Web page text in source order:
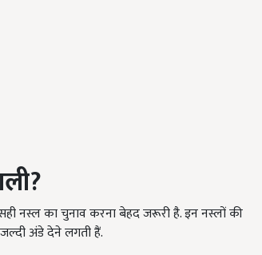
नस्ल का चुनाव करना बेहद जरूरी है. इन नस्लों की
अंडे देने लगती हैं.